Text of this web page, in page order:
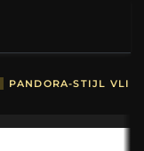
PANDORA-STIJL